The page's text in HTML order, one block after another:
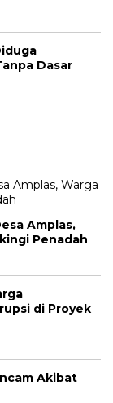
Dasar
Amplas,
Penadah
di Proyek
Akibat